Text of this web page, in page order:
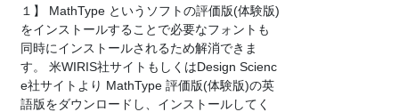
１】 MathType というソフトの評価版(体験版)
をインストールすることで必要なフォントも
同時にインストールされるため解消できま
す。 米WIRIS社サイトもしくはDesign Scienc
e社サイトより MathType 評価版(体験版)の英
語版をダウンロードし、インストールしてく